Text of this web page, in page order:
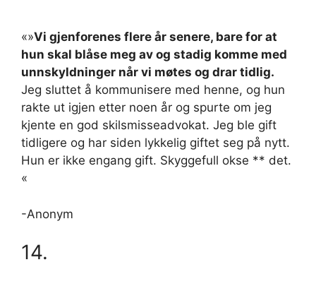
«»Vi gjenforenes flere år senere, bare for at
hun skal blåse meg av og stadig komme med
unnskyldninger når vi møtes og drar tidlig.
Jeg sluttet å kommunisere med henne, og hun
rakte ut igjen etter noen år og spurte om jeg
kjente en god skilsmisseadvokat. Jeg ble gift
tidligere og har siden lykkelig giftet seg på nytt.
Hun er ikke engang gift. Skyggefull okse ** det.
«
-Anonym
14.